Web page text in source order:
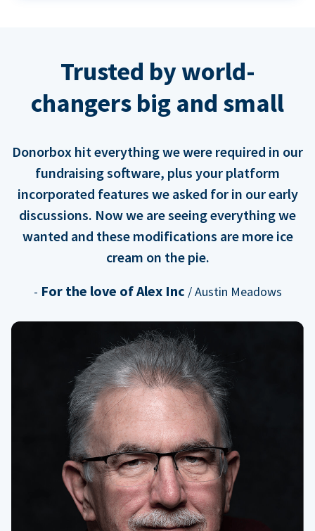
Trusted by world-
changers big and small
Donorbox hit everything we were required in our
fundraising software, plus your platform
incorporated features we asked for in our early
discussions. Now we are seeing everything we
wanted and these modifications are more ice
cream on the pie.
- For the love of Alex Inc / Austin Meadows